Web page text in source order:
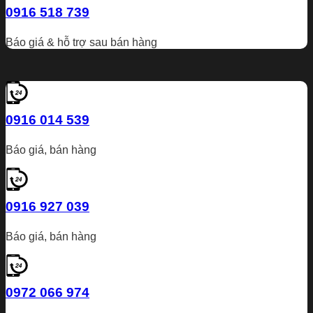
0916 518 739
Báo giá & hỗ trợ sau bán hàng
0916 014 539
Báo giá, bán hàng
0916 927 039
Báo giá, bán hàng
0972 066 974